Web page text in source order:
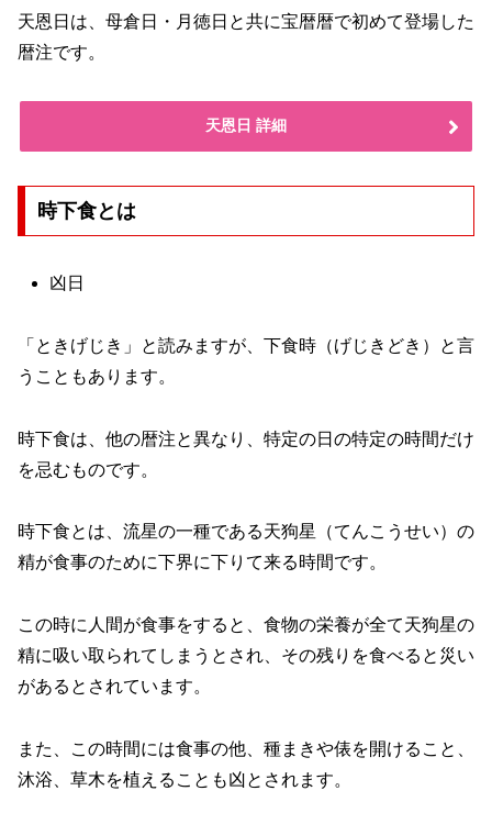
天恩日は、母倉日・月徳日と共に宝暦暦で初めて登場した
暦注です。
天恩日 詳細
時下食とは
凶日
「ときげじき」と読みますが、下食時（げじきどき）と言
うこともあります。
時下食は、他の暦注と異なり、特定の日の特定の時間だけ
を忌むものです。
時下食とは、流星の一種である天狗星（てんこうせい）の
精が食事のために下界に下りて来る時間です。
この時に人間が食事をすると、食物の栄養が全て天狗星の
精に吸い取られてしまうとされ、その残りを食べると災い
があるとされています。
また、この時間には食事の他、種まきや俵を開けること、
沐浴、草木を植えることも凶とされます。